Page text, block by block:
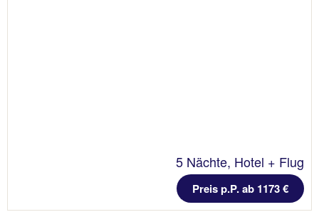
5 Nächte, Hotel + Flug
Preis p.P. ab 1173 €